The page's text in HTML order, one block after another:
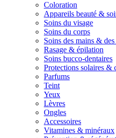
Coloration
Appareils beauté &
Soins du visage
Soins du corps
Soins des mains &
Rasage & épilation
Soins bucco-dentaires
Protections solaires &
Parfums
Teint
Yeux
Lèvres
Ongles
Accessoires
Vitamines & minéraux